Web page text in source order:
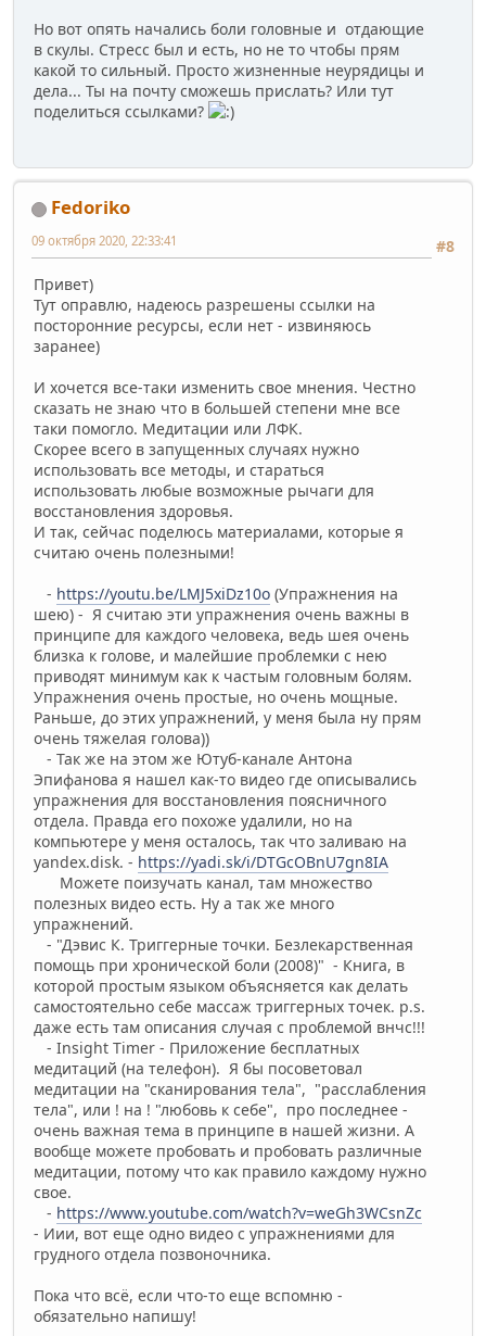
Но вот опять начались боли головные и отдающие
в скулы. Стресс был и есть, но не то чтобы прям
какой то сильный. Просто жизненные неурядицы и
дела... Ты на почту сможешь прислать? Или тут
поделиться ссылками?
Fedoriko
#8
09 октября 2020, 22:33:41
Привет)
Тут оправлю, надеюсь разрешены ссылки на
посторонние ресурсы, если нет - извиняюсь
заранее)
И хочется все-таки изменить свое мнения. Честно
сказать не знаю что в большей степени мне все
таки помогло. Медитации или ЛФК.
Скорее всего в запущенных случаях нужно
использовать все методы, и стараться
использовать любые возможные рычаги для
восстановления здоровья.
И так, сейчас поделюсь материалами, которые я
считаю очень полезными!
- https://youtu.be/LMJ5xiDz10o (Упражнения на
шею) - Я считаю эти упражнения очень важны в
принципе для каждого человека, ведь шея очень
близка к голове, и малейшие проблемки с нею
приводят минимум как к частым головным болям.
Упражнения очень простые, но очень мощные.
Раньше, до этих упражнений, у меня была ну прям
очень тяжелая голова))
- Так же на этом же Ютуб-канале Антона
Эпифанова я нашел как-то видео где описывались
упражнения для восстановления поясничного
отдела. Правда его похоже удалили, но на
компьютере у меня осталось, так что заливаю на
yandex.disk. - https://yadi.sk/i/DTGcOBnU7gn8IA
Можете поизучать канал, там множество
полезных видео есть. Ну а так же много
упражнений.
- "Дэвис К. Триггерные точки. Безлекарственная
помощь при хронической боли (2008)" - Книга, в
которой простым языком объясняется как делать
самостоятельно себе массаж триггерных точек. p.s.
даже есть там описания случая с проблемой внчс!!!
- Insight Timer - Приложение бесплатных
медитаций (на телефон). Я бы посоветовал
медитации на "сканирования тела", "расслабления
тела", или ! на ! "любовь к себе", про последнее -
очень важная тема в принципе в нашей жизни. А
вообще можете пробовать и пробовать различные
медитации, потому что как правило каждому нужно
свое.
- https://www.youtube.com/watch?v=weGh3WCsnZc
- Иии, вот еще одно видео с упражнениями для
грудного отдела позвоночника.
Пока что всё, если что-то еще вспомню -
обязательно напишу!